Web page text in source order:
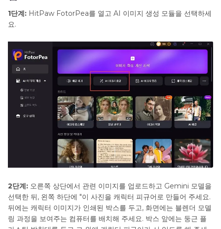
1단계: HitPaw FotorPea를 열고 AI 이미지 생성 모듈을 선택하세
요.
2단계: 오른쪽 상단에서 관련 이미지를 업로드하고 Gemini 모델을
선택한 뒤, 왼쪽 하단에 "이 사진을 캐릭터 피규어로 만들어 주세요.
뒤에는 캐릭터 이미지가 인쇄된 박스를 두고, 화면에는 블렌더 모델
링 과정을 보여주는 컴퓨터를 배치해 주세요. 박스 앞에는 둥근 플